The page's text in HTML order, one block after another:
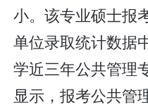
小。该专业硕士报
单位录取统计数据
学近三年公共管理
显示，报考公共管